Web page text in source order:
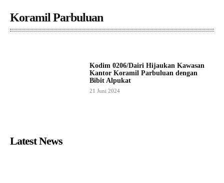
Koramil Parbuluan
Kodim 0206/Dairi Hijaukan Kawasan
Kantor Koramil Parbuluan dengan
Bibit Alpukat
21 Juni 2024
Latest News